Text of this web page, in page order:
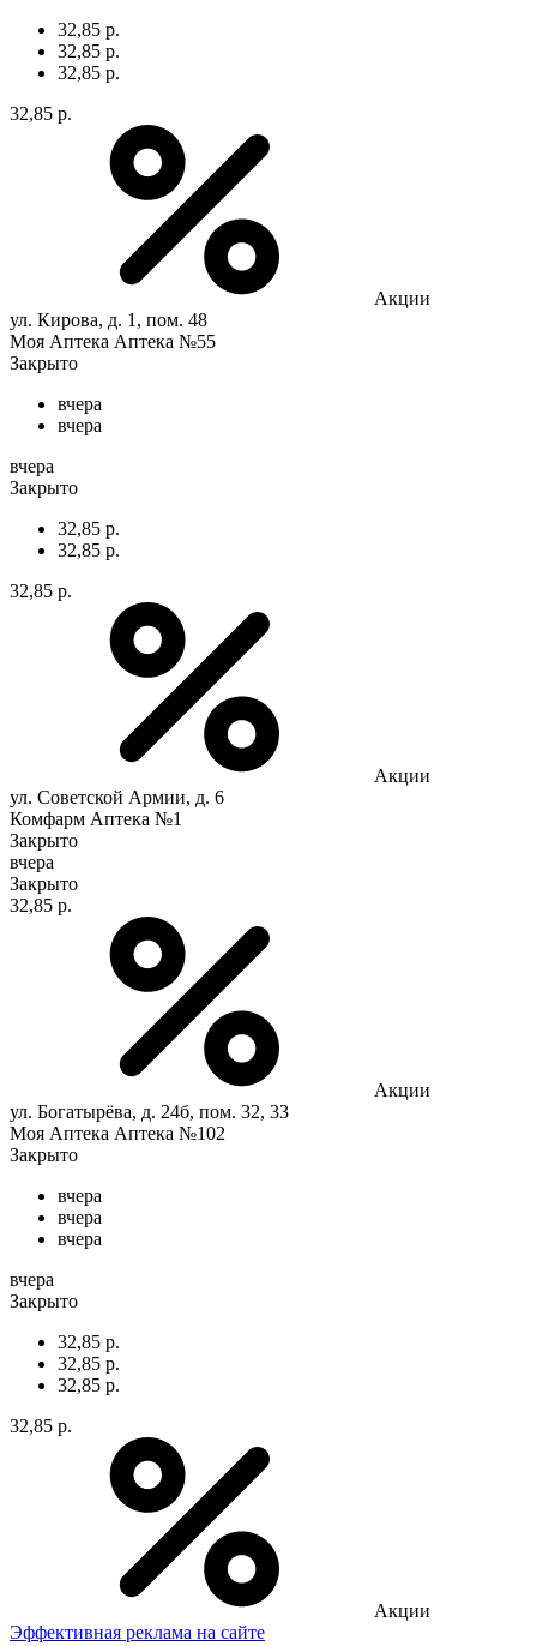
32,85 р.
32,85 р.
32,85 р.
32,85 р.
Акции
ул. Кирова, д. 1, пом. 48
Моя Аптека Аптека №55
Закрыто
вчера
вчера
вчера
Закрыто
32,85 р.
32,85 р.
32,85 р.
Акции
ул. Советской Армии, д. 6
Комфарм Аптека №1
Закрыто
вчера
Закрыто
32,85 р.
Акции
ул. Богатырёва, д. 24б, пом. 32, 33
Моя Аптека Аптека №102
Закрыто
вчера
вчера
вчера
вчера
Закрыто
32,85 р.
32,85 р.
32,85 р.
32,85 р.
Акции
Эффективная реклама на сайте